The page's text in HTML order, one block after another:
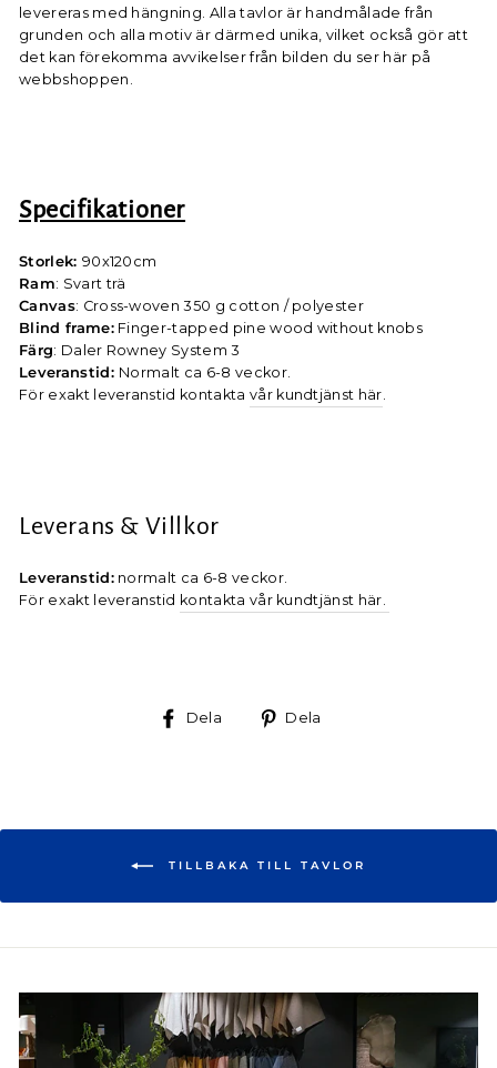
levereras med hängning. Alla tavlor är handmålade från
grunden och alla motiv är därmed unika, vilket också gör att
det kan förekomma avvikelser från bilden du ser här på
webbshoppen.
Specifikationer
Storlek: 90x120cm
Ram: Svart trä
Canvas: Cross-woven 350 g cotton / polyester
Blind frame:Finger-tapped pine wood without knobs
Färg: Daler Rowney System 3
Leveranstid: Normalt ca 6-8 veckor.
För exakt leveranstid kontakta vår kundtjänst här
Leverans & Villkor
Leveranstid:normalt ca 6-8 veckor.
För exakt leveranstid kontakta vår kundtjänst här.
Dela
Dela
Dela
TILLBAKA TILL TAVLOR